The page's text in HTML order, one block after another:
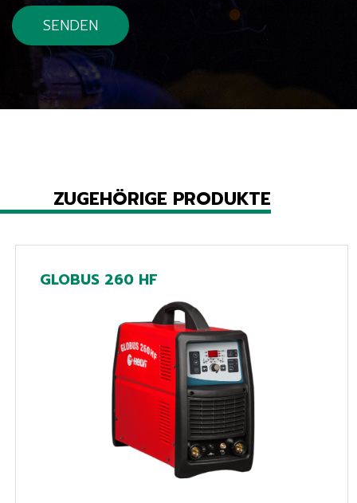
ZUGEHÖRIGE PRODUKTE
GLOBUS 260 HF